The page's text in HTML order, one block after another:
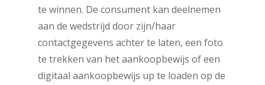
te winnen. De consument kan deelnemen
aan de wedstrijd door zijn/haar
contactgegevens achter te laten, een foto
te trekken van het aankoopbewijs of een
digitaal aankoopbewijs up te loaden op de